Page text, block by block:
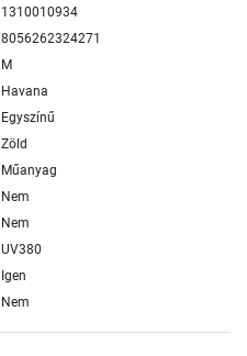
1310010934
8056262324271
M
Havana
Egyszínű
Zöld
Műanyag
Nem
Nem
UV380
Igen
Nem